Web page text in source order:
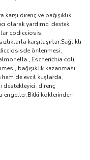
direnç ve bağışıklık
olarak yardımcı destek
codicciosis,
karşılaşırlar.Sağlıklı
önlenmesi,
, Escherichia coli,
bağışıklık kazanması
hem de evcil kuşlarda,
destekleyici, direnç
engeller.Bitki köklerinden